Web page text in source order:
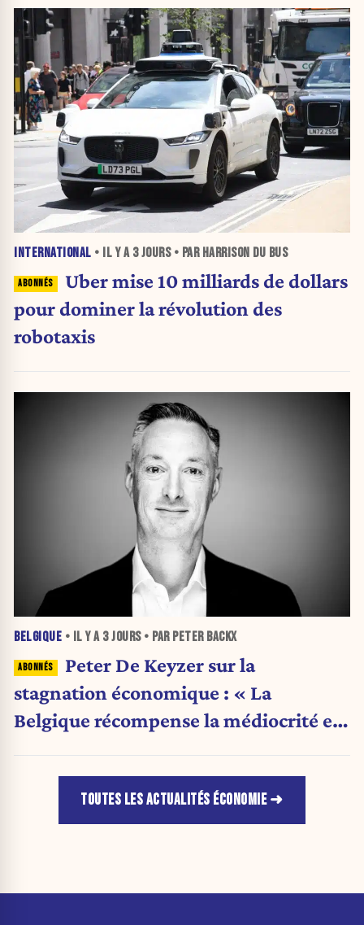
INTERNATIONAL • IL Y A 3 JOURS• PAR HARRISON DU BUS
Uber mise 10 milliards de dollars
pour dominer la révolution des
robotaxis
BELGIQUE • IL Y A 3 JOURS• PAR PETER BACKX
Peter De Keyzer sur la
stagnation économique : « La
Belgique récompense la médiocrité et
TOUTES LES ACTUALITÉS ÉCONOMIE